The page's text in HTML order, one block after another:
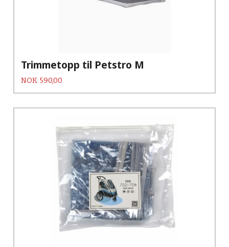
Trimmetopp til Petstro M
Pris
NOK 590,00